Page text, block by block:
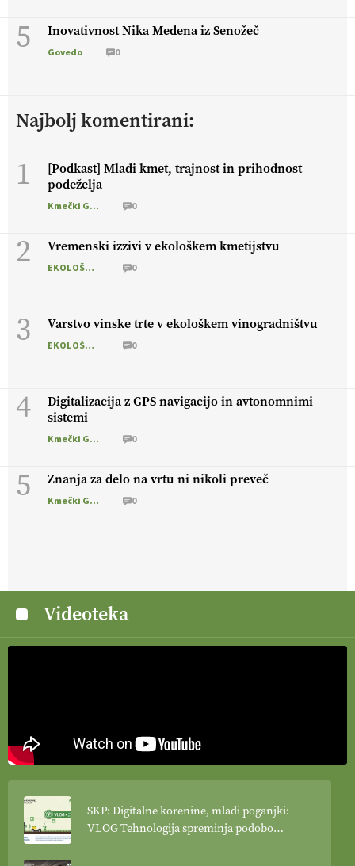
5 Inovativnost Nika Medena iz Senožeč
Govedo 0
Najbolj komentirani:
1
[Podkast] Mladi kmet, trajnost in prihodnost
podeželja
Kmečki Glas 0
2 Vremenski izzivi v ekološkem kmetijstvu
EKOLOŠKO LOGIČNO 0
3 Varstvo vinske trte v ekološkem vinogradništvu
EKOLOŠKO LOGIČNO 0
4
Digitalizacija z GPS navigacijo in avtonomnimi
sistemi
Kmečki Glas 0
5 Znanja za delo na vrtu ni nikoli preveč
Kmečki Glas 0
Videoteka
SKP: Digitalne korenine, mladi poganjki:
VLOG Tehnologija spreminja podobo